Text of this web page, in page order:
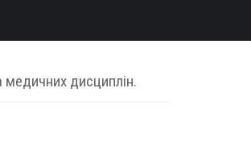
медичних дисциплін.